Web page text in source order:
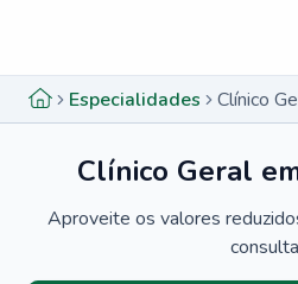
Especialidades Clínico
Clínico Geral
Aproveite os valores